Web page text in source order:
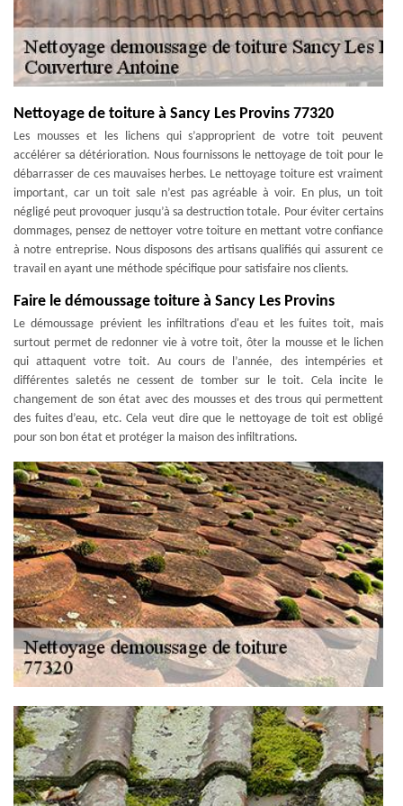
Nettoyage de toiture à Sancy Les Provins 77320
Les mousses et les lichens qui s’approprient de votre toit peuvent
accélérer sa détérioration. Nous fournissons le nettoyage de toit pour le
débarrasser de ces mauvaises herbes. Le nettoyage toiture est vraiment
important, car un toit sale n’est pas agréable à voir. En plus, un toit
négligé peut provoquer jusqu’à sa destruction totale. Pour éviter certains
dommages, pensez de nettoyer votre toiture en mettant votre confiance
à notre entreprise. Nous disposons des artisans qualifiés qui assurent ce
travail en ayant une méthode spécifique pour satisfaire nos clients.
Faire le démoussage toiture à Sancy Les Provins
Le démoussage prévient les infiltrations d'eau et les fuites toit, mais
surtout permet de redonner vie à votre toit, ôter la mousse et le lichen
qui attaquent votre toit. Au cours de l’année, des intempéries et
différentes saletés ne cessent de tomber sur le toit. Cela incite le
changement de son état avec des mousses et des trous qui permettent
des fuites d’eau, etc. Cela veut dire que le nettoyage de toit est obligé
pour son bon état et protéger la maison des infiltrations.